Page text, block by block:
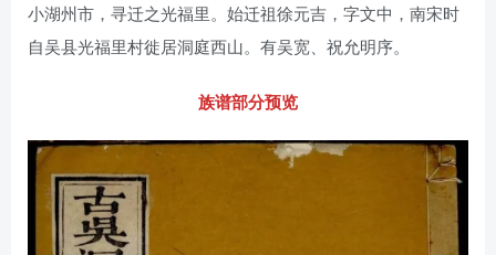
小湖州市，寻迁之光福里。始迁祖徐元吉，字文中，南宋时
自吴县光福里村徙居洞庭西山。有吴宽、祝允明序。
族谱部分预览